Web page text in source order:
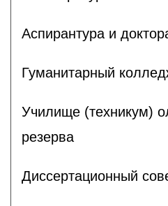
Аспирантура и
Гуманитарный
Училище (техникум)
резерва
Диссертационный